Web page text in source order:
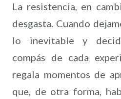
La resistencia, en
desgasta. Cuando
lo inevitable y
compás de cada
regala momentos de
que, de otra forma,